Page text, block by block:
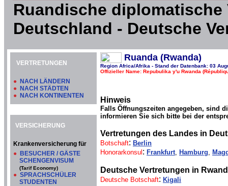
Ruandische diplomatische
Deutschland - Deutsche
VERTRETUNGEN
● NACH LÄNDERN
● NACH STÄDTEN
● NACH KONTINENTEN
VERSICHERUNG
Krankenversicherung für
● BESUCHER / GÄSTE
SCHENGENVISUM
(Tarif Economy)
● SPRACHSCHÜLER
STUDENTEN
Ruanda (Rwanda)
Region Africa/Afrika - Stand der Datenbank: 03
Offizieller Name: Repubulika y'u Rwanda
Hinweis
Falls Öffnungszeiten angegeben, sind
informieren Sie sich bitte bei der
Vertretungen des Landes in
Botschaft: Berlin
Honorarkonsul : Frankfurt, Hamburg,
Deutsche Vertretungen in
Deutsche Botschaft: Kigali